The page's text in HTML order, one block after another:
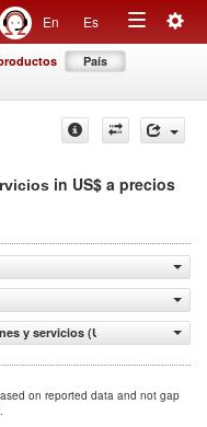
En Es
Toggle
País
in US$ a precios
y servicios (US$ a precios
on reported data and not gap